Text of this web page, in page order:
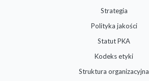
Strategia
Polityka jakości
Statut PKA
Kodeks etyki
Struktura organizacyjna